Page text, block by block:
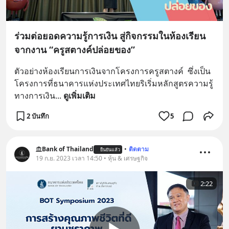
ร่วมต่อยอดความรู้การเงิน สู่กิจกรรมในห้องเรียน
จากงาน “ครูสตางค์ปล่อยของ”
ตัวอย่างห้องเรียนการเงินจากโครงการครูสตางค์  ซึ่งเป็น
โครงการที่ธนาคารแห่งประเทศไทยริเริ่มหลักสูตรความรู้
ทางการเงิน... ดูเพิ่มเติม
2 บันทึก 5
Bank of Thailand ยืนยันแล้ว • ติดตาม
19 ก.ย. 2023 เวลา 14:50 • หุ้น & เศรษฐกิจ
2:22